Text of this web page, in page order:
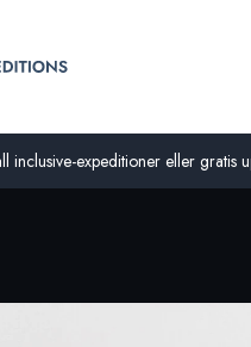
inclusive-expeditioner eller gratis